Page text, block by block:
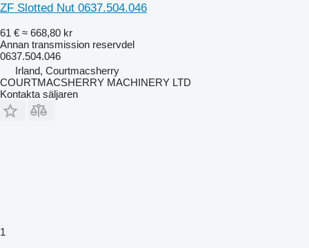
ZF Slotted Nut 0637.504.046
61 € ≈ 668,80 kr
Annan transmission reservdel
0637.504.046
Irland, Courtmacsherry
COURTMACSHERRY MACHINERY LTD
Kontakta säljaren
1